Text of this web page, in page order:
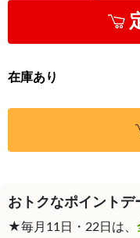
在庫あり
おトクなポイントデ
★毎月11日・22日は、